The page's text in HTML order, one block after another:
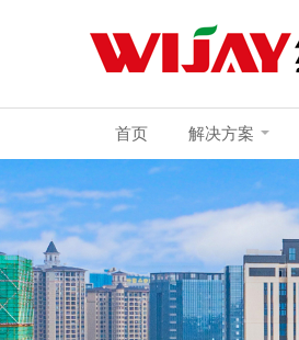
首页 解决方案